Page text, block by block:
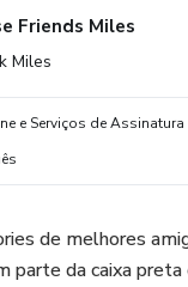
Friends Miles
Miles
e Serviços de Assinatura
de melhores
parte da caixa preta